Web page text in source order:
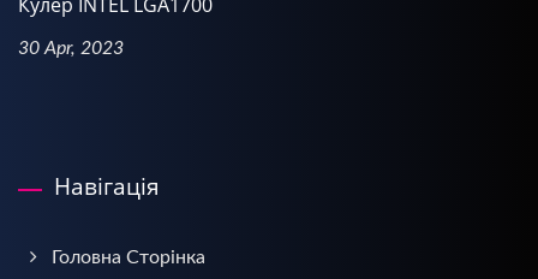
30 Apr, 2023
Навігація
Головна Сторінка